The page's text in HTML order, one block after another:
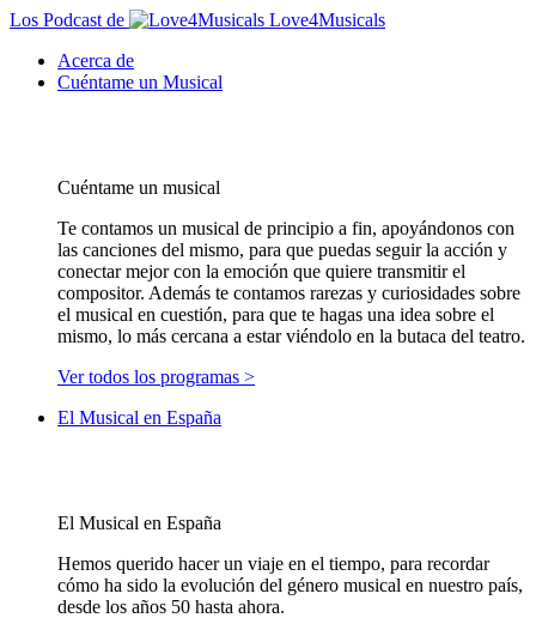
Los Podcast de
Love4Musicals
Acerca de
Cuéntame un Musical
Cuéntame un musical
Te contamos un musical de principio a fin, apoyándonos con
las canciones del mismo, para que puedas seguir la acción y
conectar mejor con la emoción que quiere transmitir el
compositor. Además te contamos rarezas y curiosidades sobre
el musical en cuestión, para que te hagas una idea sobre el
mismo, lo más cercana a estar viéndolo en la butaca del teatro.
Ver todos los programas >
El Musical en España
El Musical en España
Hemos querido hacer un viaje en el tiempo, para recordar
cómo ha sido la evolución del género musical en nuestro país,
desde los años 50 hasta ahora.